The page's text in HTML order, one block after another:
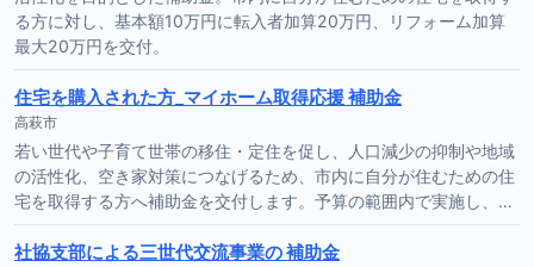
る方に対し、基本額10万円に転入者加算20万円、リフォーム加算
最大20万円を交付。
住宅を購入された方_マイホーム取得応援 補助金
高萩市
若い世代や子育て世帯の移住・定住を促し、人口減少の抑制や地域
の活性化、空き家対策につなげるため、市内に自分が住むための住
宅を取得する方へ補助金を交付します。予算の範囲内で実施し、…
社協支部による三世代交流事業の 補助金